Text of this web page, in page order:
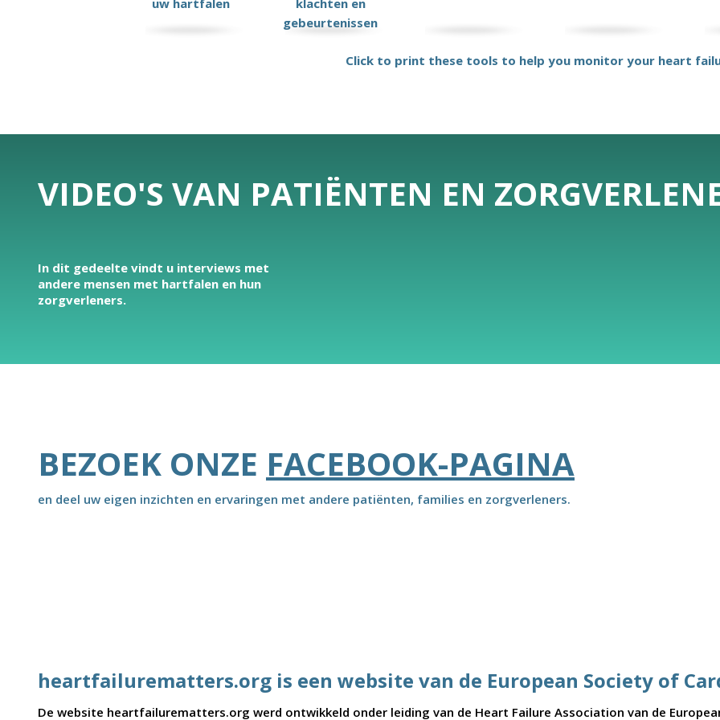
uw hartfalen
klachten en
gebeurtenissen
Click to print these tools to help you monitor your heart
VIDEO'S VAN PATIËNTEN EN
In dit gedeelte vindt u interviews met
andere mensen met hartfalen en hun
zorgverleners.
BEZOEK ONZE FACEBOOK-PAGINA
en deel uw eigen inzichten en ervaringen met andere patiënten, families en zorgverleners.
heartfailurematters.org is een website van de European Society of
De website heartfailurematters.org werd ontwikkeld onder leiding van de Heart Failure Association van de